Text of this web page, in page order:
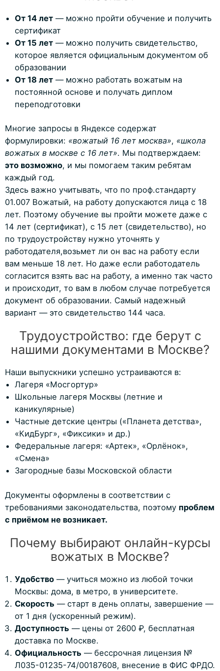
От 14 лет — можно пройти обучение и получить
сертификат
От 15 лет — можно получить свидетельство,
которое является официальным документом об
образовании
От 18 лет — можно работать вожатым на
постоянной основе и получать диплом
переподготовки
Многие запросы в Яндексе содержат
формулировки: «вожатый 16 лет москва», «школа
вожатых в москве с 16 лет». Мы подтверждаем:
это возможно, и мы помогаем таким ребятам
каждый год.
Здесь важно учитывать, что по проф.стандарту
01.007 Вожатый, на работу допускаются лица с 18
лет. Поэтому обучение вы пройти можете даже с
14 лет (сертификат), с 15 лет (свидетельство), но
по трудоустройству нужно уточнять у
работодателя,возьмет ли он вас на работу если
вам меньше 18 лет. Но даже если работодатель
согласится взять вас на работу, а именно так часто
и происходит, то вам в любом случае потребуется
документ об образовании. Самый надежный
вариант — это свидетельство 144 часа.
Трудоустройство: где берут с
нашими документами в Москве?
Наши выпускники успешно устраиваются в:
Лагеря «Мосгортур»
Школьные лагеря Москвы (летние и
каникулярные)
Частные детские центры («Планета детства»,
«КидБург», «Фиксики» и др.)
Федеральные лагеря: «Артек», «Орлёнок»,
«Смена»
Загородные базы Московской области
Документы оформлены в соответствии с
требованиями законодательства, поэтому проблем
с приёмом не возникает.
Почему выбирают онлайн-курсы
вожатых в Москве?
Удобство — учиться можно из любой точки
Москвы: дома, в метро, в университете.
Скорость — старт в день оплаты, завершение —
от 1 дня (ускоренный режим).
Доступность — цены от 2600 ₽, бесплатная
доставка по Москве.
Официальность — бессрочная лицензия №
Л035-01235-74/00187608, внесение в ФИС ФРДО.